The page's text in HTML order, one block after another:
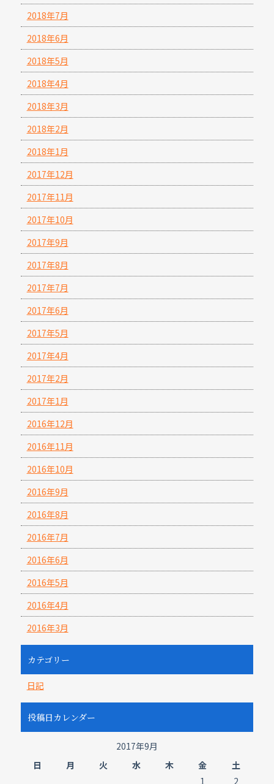
2018年7月
2018年6月
2018年5月
2018年4月
2018年3月
2018年2月
2018年1月
2017年12月
2017年11月
2017年10月
2017年9月
2017年8月
2017年7月
2017年6月
2017年5月
2017年4月
2017年2月
2017年1月
2016年12月
2016年11月
2016年10月
2016年9月
2016年8月
2016年7月
2016年6月
2016年5月
2016年4月
2016年3月
カテゴリー
日記
投稿日カレンダー
2017年9月
日
月 火 水 木 金
土
1
2